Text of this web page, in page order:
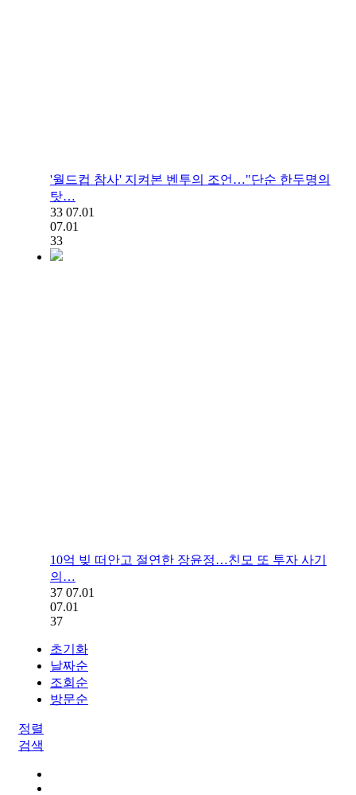
'월드컵 참사' 지켜본 벤투의 조언…"단순 한두명의
탓…
33 07.01
07.01
33
10억 빚 떠안고 절연한 장윤정…친모 또 투자 사기
의…
37 07.01
07.01
37
초기화
날짜순
조회순
방문순
정렬
검색